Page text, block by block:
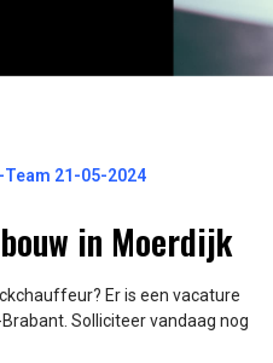
21-05-2024
in Moerdijk
Er is een vacature
Solliciteer vandaag nog